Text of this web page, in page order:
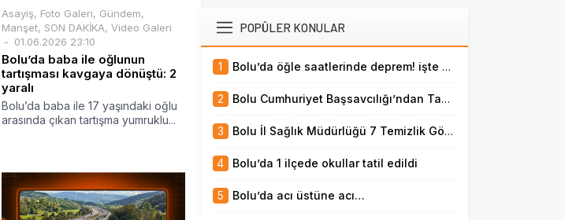
Asayiş, Foto Galeri, Gündem,
Manşet, SON DAKİKA, Video Galeri
01.06.2026 23:10
Bolu’da baba ile oğlunun
tartışması kavgaya dönüştü: 2
yaralı
Bolu’da baba ile 17 yaşındaki oğlu
arasında çıkan tartışma yumruklu...
POPÜLER KONULAR
1 Bolu’da öğle saatlerinde deprem! işte büyüklüğü
2 Bolu Cumhuriyet Başsavcılığı’ndan Tanju Özcan ve 12 Kişi Hakkında Açıklama
3 Bolu İl Sağlık Müdürlüğü 7 Temizlik Görevlisi Alacak
4 Bolu’da 1 ilçede okullar tatil edildi
5 Bolu’da acı üstüne acı…